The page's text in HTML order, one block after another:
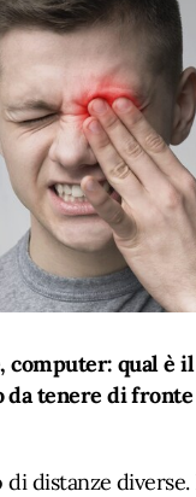
computer: qual è
tenere di fronte
di distanze